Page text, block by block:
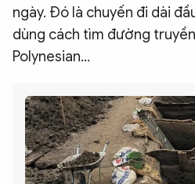
ngày. Đó là chuyến đi dài
dùng cách tìm đường
Polynesian…